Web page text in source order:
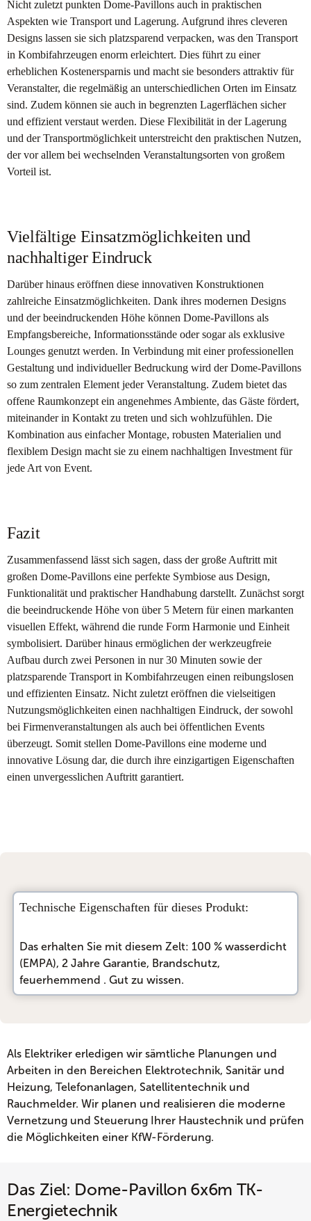
Nicht zuletzt punkten Dome-Pavillons auch in praktischen
Aspekten wie Transport und Lagerung. Aufgrund ihres cleveren
Designs lassen sie sich platzsparend verpacken, was den Transport
in Kombifahrzeugen enorm erleichtert. Dies führt zu einer
erheblichen Kostenersparnis und macht sie besonders attraktiv für
Veranstalter, die regelmäßig an unterschiedlichen Orten im Einsatz
sind. Zudem können sie auch in begrenzten Lagerflächen sicher
und effizient verstaut werden. Diese Flexibilität in der Lagerung
und der Transportmöglichkeit unterstreicht den praktischen Nutzen,
der vor allem bei wechselnden Veranstaltungsorten von großem
Vorteil ist.
Vielfältige Einsatzmöglichkeiten und
nachhaltiger Eindruck
Darüber hinaus eröffnen diese innovativen Konstruktionen
zahlreiche Einsatzmöglichkeiten. Dank ihres modernen Designs
und der beeindruckenden Höhe können Dome-Pavillons als
Empfangsbereiche, Informationsstände oder sogar als exklusive
Lounges genutzt werden. In Verbindung mit einer professionellen
Gestaltung und individueller Bedruckung wird der Dome-Pavillons
so zum zentralen Element jeder Veranstaltung. Zudem bietet das
offene Raumkonzept ein angenehmes Ambiente, das Gäste fördert,
miteinander in Kontakt zu treten und sich wohlzufühlen. Die
Kombination aus einfacher Montage, robusten Materialien und
flexiblem Design macht sie zu einem nachhaltigen Investment für
jede Art von Event.
Fazit
Zusammenfassend lässt sich sagen, dass der große Auftritt mit
großen Dome-Pavillons eine perfekte Symbiose aus Design,
Funktionalität und praktischer Handhabung darstellt. Zunächst sorgt
die beeindruckende Höhe von über 5 Metern für einen markanten
visuellen Effekt, während die runde Form Harmonie und Einheit
symbolisiert. Darüber hinaus ermöglichen der werkzeugfreie
Aufbau durch zwei Personen in nur 30 Minuten sowie der
platzsparende Transport in Kombifahrzeugen einen reibungslosen
und effizienten Einsatz. Nicht zuletzt eröffnen die vielseitigen
Nutzungsmöglichkeiten einen nachhaltigen Eindruck, der sowohl
bei Firmenveranstaltungen als auch bei öffentlichen Events
überzeugt. Somit stellen Dome-Pavillons eine moderne und
innovative Lösung dar, die durch ihre einzigartigen Eigenschaften
einen unvergesslichen Auftritt garantiert.
Technische Eigenschaften für dieses Produkt:
Das erhalten Sie mit diesem Zelt: 100 % wasserdicht
(EMPA), 2 Jahre Garantie, Brandschutz,
feuerhemmend . Gut zu wissen.
Als Elektriker erledigen wir sämtliche Planungen und
Arbeiten in den Bereichen Elektrotechnik, Sanitär und
Heizung, Telefonanlagen, Satellitentechnik und
Rauchmelder. Wir planen und realisieren die moderne
Vernetzung und Steuerung Ihrer Haustechnik und prüfen
die Möglichkeiten einer KfW-Förderung.
Das Ziel: Dome-Pavillon 6x6m TK-
Energietechnik